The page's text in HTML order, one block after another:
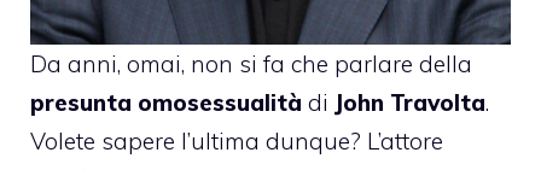
Da anni, omai, non si fa che parlare della
presunta omosessualità di John Travolta.
Volete sapere l’ultima dunque? L’attore